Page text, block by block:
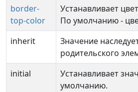
border-
top-color
Устанавливает
По умолчанию -
inherit
Значение
родительского
initial
Устанавливает
умолчанию.